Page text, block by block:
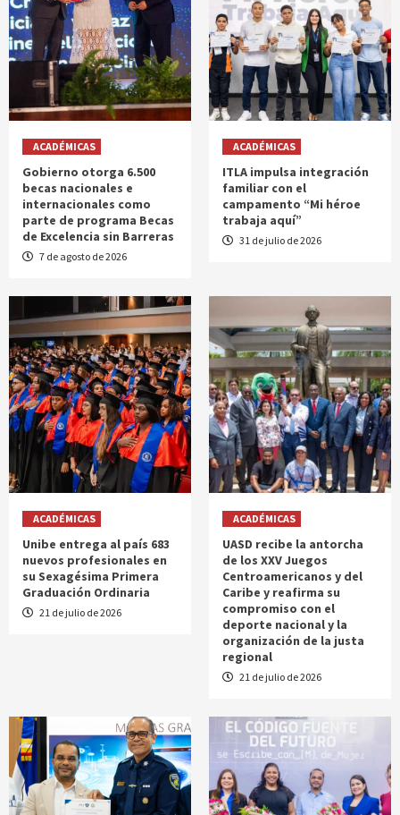
ACADÉMICAS
Gobierno otorga 6.500
becas nacionales e
internacionales como
parte de programa Becas
de Excelencia sin Barreras
7 de agosto de 2026
ACADÉMICAS
ITLA impulsa integración
familiar con el
campamento “Mi héroe
trabaja aquí”
31 de julio de 2026
ACADÉMICAS
Unibe entrega al país 683
nuevos profesionales en
su Sexagésima Primera
Graduación Ordinaria
21 de julio de 2026
ACADÉMICAS
UASD recibe la antorcha
de los XXV Juegos
Centroamericanos y del
Caribe y reafirma su
compromiso con el
deporte nacional y la
organización de la justa
regional
21 de julio de 2026